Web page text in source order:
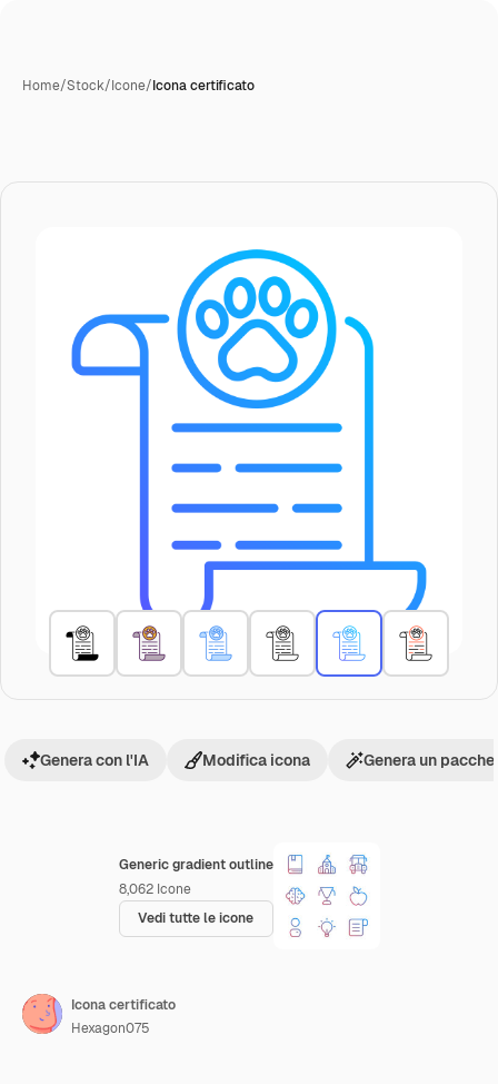
Home/Stock/Icone/Icona certificato
Generic gradient outline
8,062 Icone
Vedi tutte le icone
Genera con l'IA Modifica icona Genera un
Icona certificato
Hexagon075